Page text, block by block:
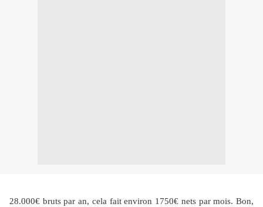
28.000€ bruts par an, cela fait environ 1750€ nets par mois. Bon,